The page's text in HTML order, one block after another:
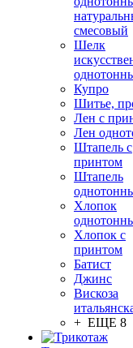
смесовый
Шелк
Купро
Шитье,
Лен с
Лен
Штапель с
принтом
Штапель
Хлопок
Хлопок с
принтом
Батист
Джинс
Вискоза
+ ЕЩЕ 8